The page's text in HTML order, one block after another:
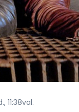
11:38val.